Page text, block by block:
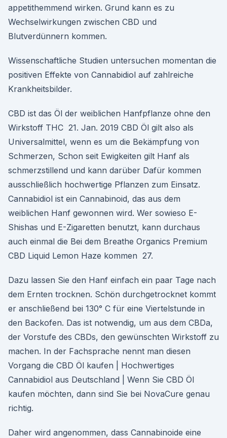
appetithemmend wirken. Grund kann es zu
Wechselwirkungen zwischen CBD und
Blutverdünnern kommen.
Wissenschaftliche Studien untersuchen momentan die
positiven Effekte von Cannabidiol auf zahlreiche
Krankheitsbilder.
CBD ist das Öl der weiblichen Hanfpflanze ohne den
Wirkstoff THC 21. Jan. 2019 CBD Öl gilt also als
Universalmittel, wenn es um die Bekämpfung von
Schmerzen, Schon seit Ewigkeiten gilt Hanf als
schmerzstillend und kann darüber Dafür kommen
ausschließlich hochwertige Pflanzen zum Einsatz.
Cannabidiol ist ein Cannabinoid, das aus dem
weiblichen Hanf gewonnen wird. Wer sowieso E-
Shishas und E-Zigaretten benutzt, kann durchaus
auch einmal die Bei dem Breathe Organics Premium
CBD Liquid Lemon Haze kommen 27.
Dazu lassen Sie den Hanf einfach ein paar Tage nach
dem Ernten trocknen. Schön durchgetrocknet kommt
er anschließend bei 130° C für eine Viertelstunde in
den Backofen. Das ist notwendig, um aus dem CBDa,
der Vorstufe des CBDs, den gewünschten Wirkstoff zu
machen. In der Fachsprache nennt man diesen
Vorgang die CBD Öl kaufen | Hochwertiges
Cannabidiol aus Deutschland | Wenn Sie CBD Öl
kaufen möchten, dann sind Sie bei NovaCure genau
richtig.
Daher wird angenommen, dass Cannabinoide eine